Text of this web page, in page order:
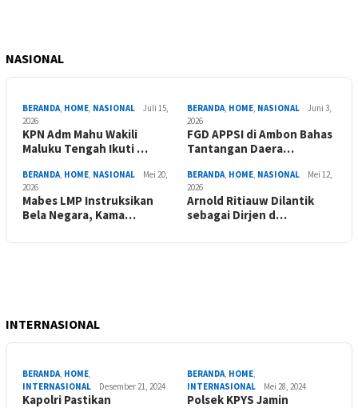
NASIONAL
BERANDA, HOME, NASIONAL
Juli 15,
2026
KPN Adm Mahu Wakili
Maluku Tengah Ikuti …
BERANDA, HOME, NASIONAL
Juni 3,
2026
FGD APPSI di Ambon Bahas
Tantangan Daera…
BERANDA, HOME, NASIONAL
Mei 20,
2026
Mabes LMP Instruksikan
Bela Negara, Kama…
BERANDA, HOME, NASIONAL
Mei 12,
2026
Arnold Ritiauw Dilantik
sebagai Dirjen d…
INTERNASIONAL
BERANDA, HOME,
INTERNASIONAL
Desember 21, 2024
Kapolri Pastikan
BERANDA, HOME,
INTERNASIONAL
Mei 28, 2024
Polsek KPYS Jamin